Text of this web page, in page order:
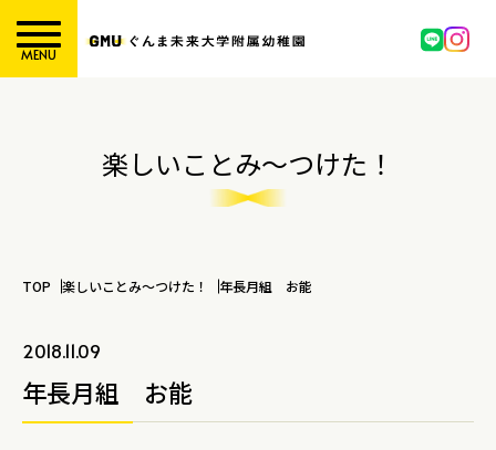
MENU
楽しいことみ～つけた！
TOP 楽しいことみ～つけた！ 年長月組 お能
2018.11.09
年長月組 お能